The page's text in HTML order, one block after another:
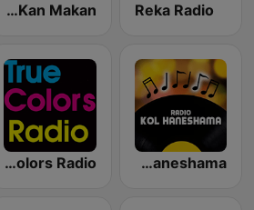
Reka Radio Kan Makan (مكان)
Radio Kol Haneshama
TrueColors Radio